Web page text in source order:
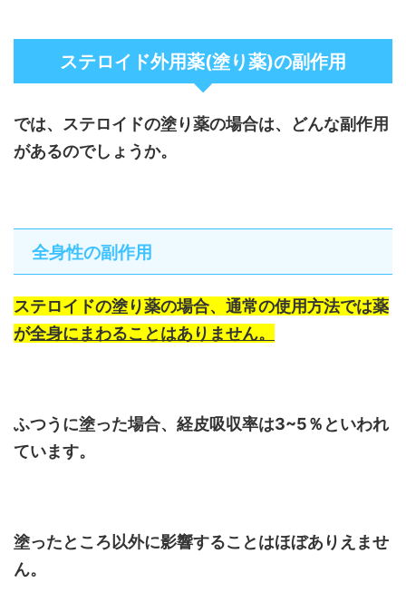
ステロイド外用薬(塗り薬)の副作用
では、ステロイドの塗り薬の場合は、どんな副作用
があるのでしょうか。
全身性の副作用
ステロイドの塗り薬の場合、通常の使用方法では薬
が全身にまわることはありません。
ふつうに塗った場合、経皮吸収率は3~5％といわれ
ています。
塗ったところ以外に影響することはほぼありえませ
ん。